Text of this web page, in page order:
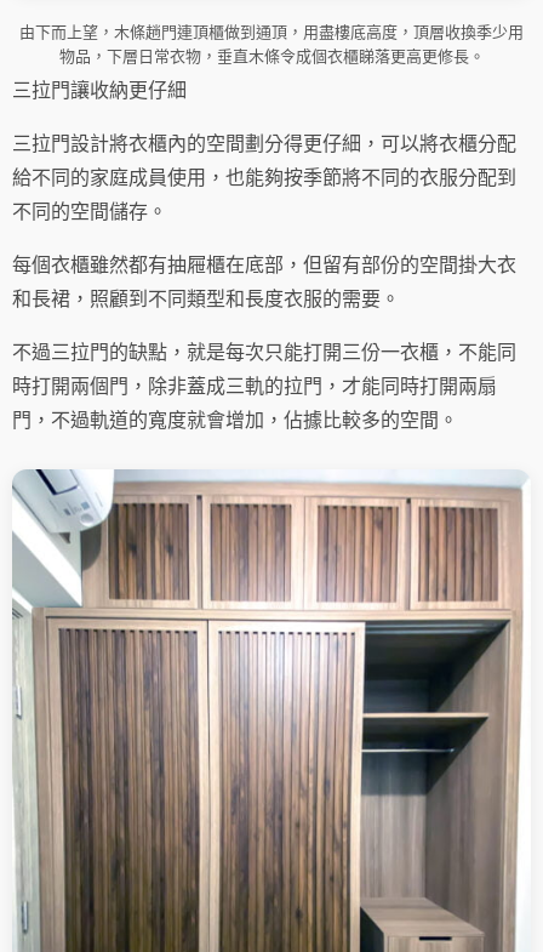
由下而上望，木條趟門連頂櫃做到通頂，用盡樓底高度，頂層收換季少用
物品，下層日常衣物，垂直木條令成個衣櫃睇落更高更修長。
三拉門讓收納更仔細
三拉門設計將衣櫃內的空間劃分得更仔細，可以將衣櫃分配
給不同的家庭成員使用，也能夠按季節將不同的衣服分配到
不同的空間儲存。
每個衣櫃雖然都有抽屜櫃在底部，但留有部份的空間掛大衣
和長裙，照顧到不同類型和長度衣服的需要。
不過三拉門的缺點，就是每次只能打開三份一衣櫃，不能同
時打開兩個門，除非蓋成三軌的拉門，才能同時打開兩扇
門，不過軌道的寬度就會增加，佔據比較多的空間。